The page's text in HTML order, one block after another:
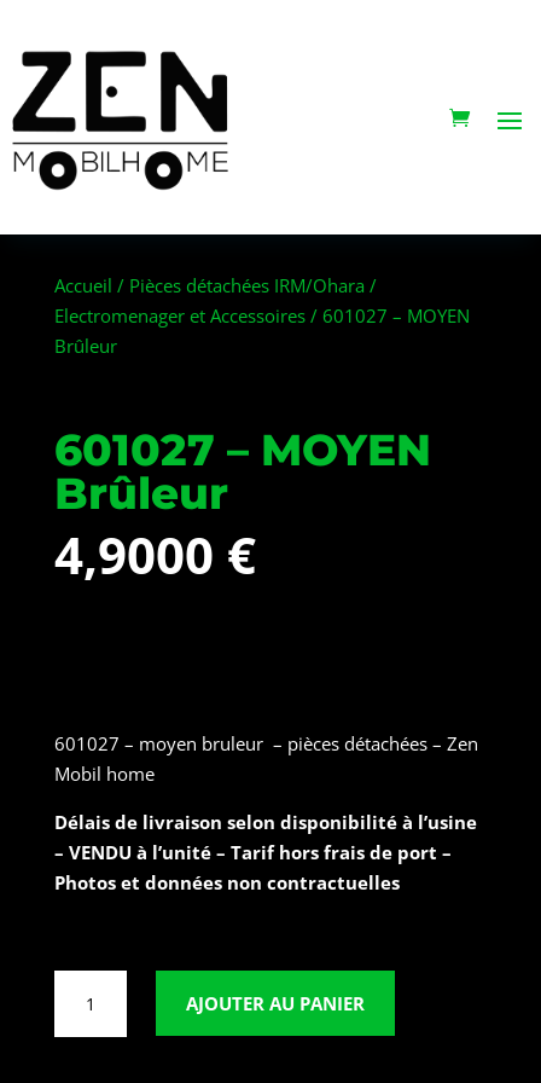
Accueil / Pièces détachées IRM/Ohara /
Electromenager et Accessoires/ 601027 – MOYEN
Brûleur
601027 – MOYEN
Brûleur
4,9000 €
601027 – moyen bruleur – pièces détachées – Zen
Mobil home
Délais de livraison selon disponibilité à l’usine
– VENDU à l’unité – Tarif hors frais de port –
Photos et données non contractuelles
601027
AJOUTER AU PANIER